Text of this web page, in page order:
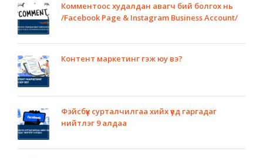
Комментоос худалдан авагч бий болгох нь
/Facebook Page & Instagram Business Account/
Контент маркетинг гэж юу вэ?
Фэйсбүүк сурталчилгаа хийх үед гаргадаг
нийтлэг 9 алдаа